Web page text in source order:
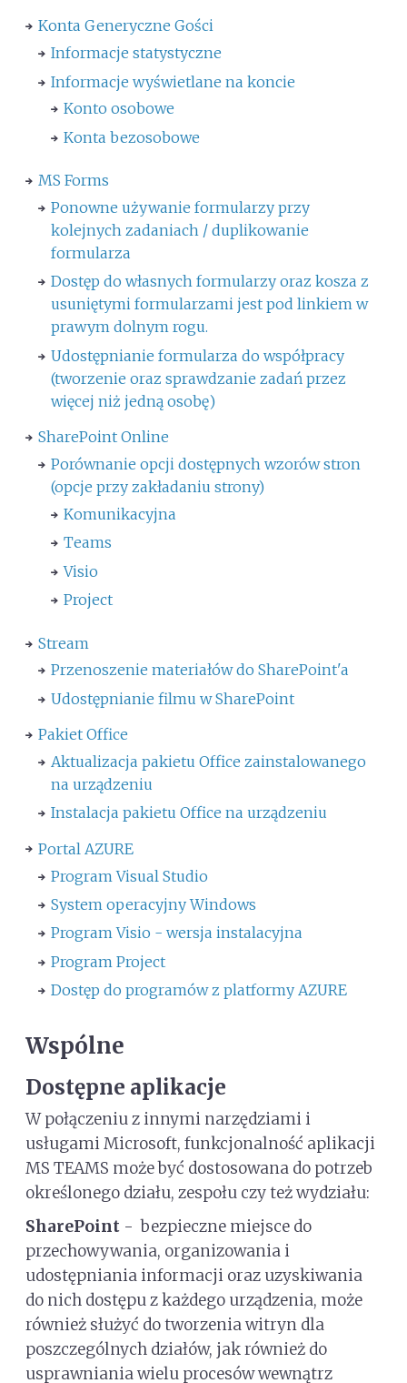
Konta Generyczne Gości
Informacje statystyczne
Informacje wyświetlane na koncie
Konto osobowe
Konta bezosobowe
MS Forms
Ponowne używanie formularzy przy
kolejnych zadaniach / duplikowanie
formularza
Dostęp do własnych formularzy oraz kosza z
usuniętymi formularzami jest pod linkiem w
prawym dolnym rogu.
Udostępnianie formularza do współpracy
(tworzenie oraz sprawdzanie zadań przez
więcej niż jedną osobę)
SharePoint Online
Porównanie opcji dostępnych wzorów stron
(opcje przy zakładaniu strony)
Komunikacyjna
Teams
Visio
Project
Stream
Przenoszenie materiałów do SharePoint'a
Udostępnianie filmu w SharePoint
Pakiet Office
Aktualizacja pakietu Office zainstalowanego
na urządzeniu
Instalacja pakietu Office na urządzeniu
Portal AZURE
Program Visual Studio
System operacyjny Windows
Program Visio - wersja instalacyjna
Program Project
Dostęp do programów z platformy AZURE
Wspólne
Dostępne aplikacje
W połączeniu z innymi narzędziami i
usługami Microsoft, funkcjonalność aplikacji
MS TEAMS może być dostosowana do potrzeb
określonego działu, zespołu czy też wydziału:
SharePoint - bezpieczne miejsce do
przechowywania, organizowania i
udostępniania informacji oraz uzyskiwania
do nich dostępu z każdego urządzenia, może
również służyć do tworzenia witryn dla
poszczególnych działów, jak również do
usprawniania wielu procesów wewnątrz